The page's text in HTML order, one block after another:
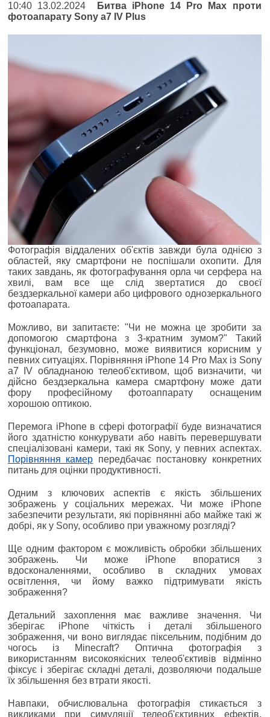
10:40 13.02.2024
Битва iPhone 14 Pro Max проти
фотоапарату Sony a7 IV Plus
Фотографія віддалених об'єктів завжди була однією з
областей, яку смартфони не поспішали охопити. Для
таких завдань, як фотографування орла чи серфера на
хвилі, вам все ще слід звертатися до своєї
бездзеркальної камери або цифрового однозеркального
фотоапарата.
Можливо, ви запитаєте: "Чи не можна це зробити за
допомогою смартфона з 3-кратним зумом?" Такий
функціонал, безумовно, може виявитися корисним у
певних ситуаціях. Порівняння iPhone 14 Pro Max із Sony
a7 IV обладнаною телеоб'єктивом, щоб визначити, чи
дійсно бездзеркальна камера смартфону може дати
фору професійному фотоаппарату оснащеним
хорошою оптикою.
Перемога iPhone в сфері фотографії буде визначатися
його здатністю конкурувати або навіть перевершувати
спеціалізовані камери, такі як Sony, у певних аспектах.
Порівняння камер передбачає постановку конкретних
питань для оцінки продуктивності.
Одним з ключових аспектів є якість збільшених
зображень у соціальних мережах. Чи може iPhone
забезпечити результати, які порівнянні або майже такі ж
добрі, як у Sony, особливо при уважному розгляді?
Ще одним фактором є можливість обробки збільшених
зображень. Чи може iPhone впоратися з
вдосконаленнями, особливо в складних умовах
освітлення, чи йому важко підтримувати якість
зображення?
Детальний захоплення має важливе значення. Чи
зберігає iPhone чіткість і деталі збільшеного
зображення, чи воно виглядає піксельним, подібним до
чогось із Minecraft? Оптична фотографія з
використанням високоякісних телеоб'єктивів відмінно
фіксує і зберігає складні деталі, дозволяючи подальше
їх збільшення без втрати якості.
Навпаки, обчислювальна фотографія стикається з
викликами при симуляції телеоб'єктивних ефектів.